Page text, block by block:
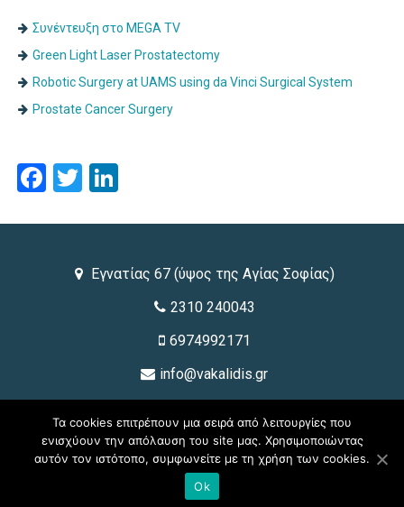
Συνέντευξη στο MEGA TV
Green Light Laser Prostatectomy
Robotic Surgery at UAMS using da Vinci Surgical System
Prostate Cancer Surgery
Facebook
Twitter
Εγνατίας 67 (ύψος της Αγίας Σοφίας)
2310 240043
6974992171
info@vakalidis.gr
© 2026 Dr. Βακαλίδης Ε. Κων/νος - Ουρολόγος - Ανδρολόγος -
Χειρουργός - Διδάκτωρ Πανεπιστημίου | designed by
Τα cookies επιτρέπουν μια σειρά από λειτουργίες που
ενισχύουν την απόλαυση του site μας. Χρησιμοποιώντας
αυτόν τον ιστότοπο, συμφωνείτε με τη χρήση των cookies.
Ok